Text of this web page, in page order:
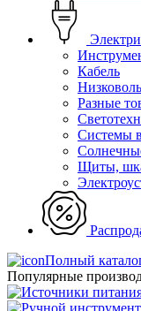
Кабель
Разные
Системы
Щиты,
Полный
Популярные